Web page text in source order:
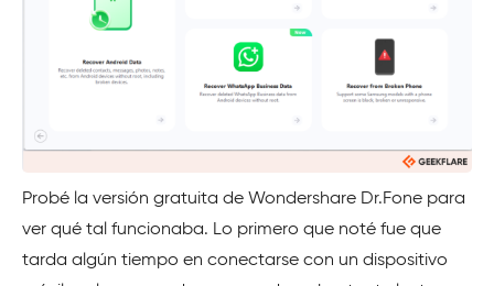
Probé la versión gratuita de Wondershare Dr.Fone para
ver qué tal funcionaba. Lo primero que noté fue que
tarda algún tiempo en conectarse con un dispositivo